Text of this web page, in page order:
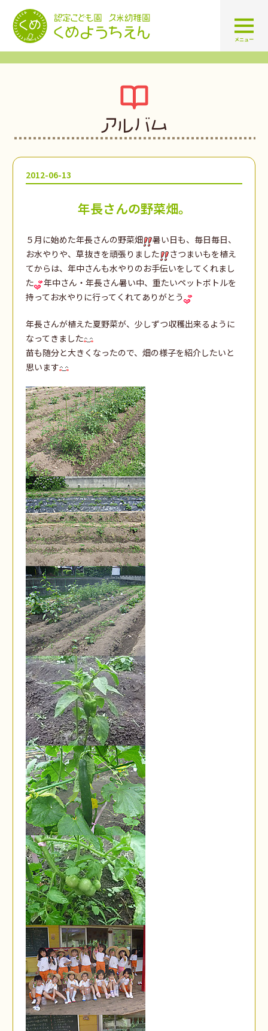
認定こども園 学校法人久米幼
メニュー
アルバム
2012-06-13
年長さんの野菜畑。
５月に始めた年長さんの野菜畑
暑い日も、毎日毎日、
お水やりや、草抜きを頑張りました
さつまいもを植え
てからは、年中さんも水やりのお手伝いをしてくれまし
た
年中さん・年長さん暑い中、重たいペットボトルを
持ってお水やりに行ってくれてありがとう
年長さんが植えた夏野菜が、少しずつ収穫出来るように
なってきました
苗も随分と大きくなったので、畑の様子を紹介したいと
思います